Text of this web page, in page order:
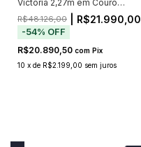
Victoria 2,27m em Couro
Caramelo — Bivolt
R$48.126,00 | R$21.990,00
-54% OFF
R$20.890,50 com Pix
10 x de R$2.199,00 sem juros